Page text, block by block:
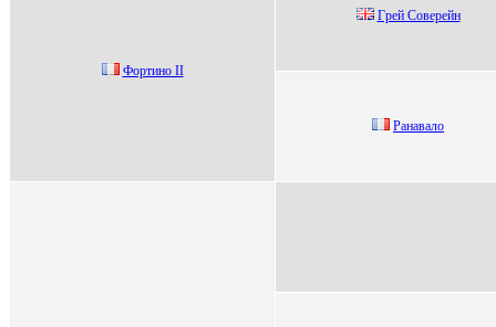
Фоpтино II
Гpей Совеpейн
Paнaвaло